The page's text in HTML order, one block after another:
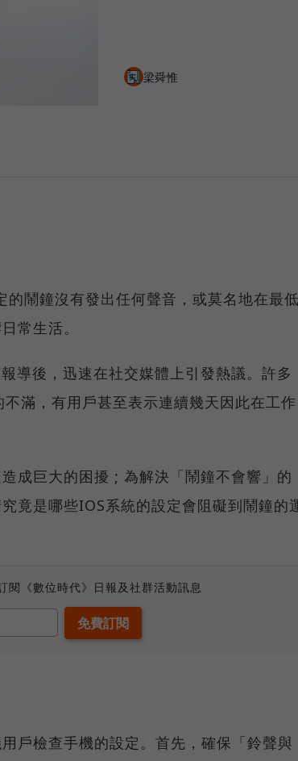
梁舜惟
鬧鐘沒有發出任何聲音，或莫名地在最
常生活。
導後，迅速在社交媒體上引發熱議。許多
滿，有用戶甚至表示連續幾天因此在工作
成巨大的困擾 ; 為解決「鬧鐘不會響」的
竟是哪些IOS系統的設定會阻礙到鬧鐘的
閱《數位時代》日報及社群活動訊息
戶檢查手機的設定。首先，確保「鈴聲與